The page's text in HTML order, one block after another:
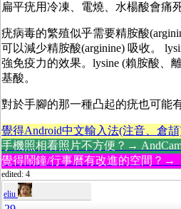
扁平疣用冷凍、電燒、水楊酸會痛死
疣病毒的繁殖似乎需要精胺酸
可以減少精胺酸(arginine) 吸收。
強免疫力的效果。lysine (賴胺酸、
基酸。
對於手腳的那一種凸起的疣也可能有
覺得Android中文輸入法(注音、倉
手機照相看照片不方便？→
覺得鬧鐘/行事曆有改進的空間？→
edited: 4
eliu